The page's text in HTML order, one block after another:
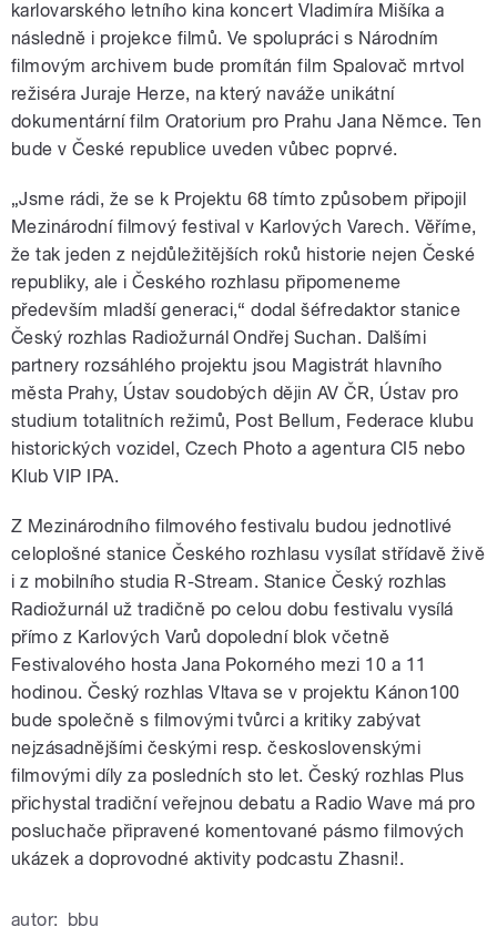
karlovarského letního kina koncert Vladimíra Mišíka a
následně i projekce filmů. Ve spolupráci s Národním
filmovým archivem bude promítán film Spalovač mrtvol
režiséra Juraje Herze, na který naváže unikátní
dokumentární film Oratorium pro Prahu Jana Němce. Ten
bude v České republice uveden vůbec poprvé.
„Jsme rádi, že se k Projektu 68 tímto způsobem připojil
Mezinárodní filmový festival v Karlových Varech. Věříme,
že tak jeden z nejdůležitějších roků historie nejen České
republiky, ale i Českého rozhlasu připomeneme
především mladší generaci,“ dodal šéfredaktor stanice
Český rozhlas Radiožurnál Ondřej Suchan. Dalšími
partnery rozsáhlého projektu jsou Magistrát hlavního
města Prahy, Ústav soudobých dějin AV ČR, Ústav pro
studium totalitních režimů, Post Bellum, Federace klubu
historických vozidel, Czech Photo a agentura CI5 nebo
Klub VIP IPA.
Z Mezinárodního filmového festivalu budou jednotlivé
celoplošné stanice Českého rozhlasu vysílat střídavě živě
i z mobilního studia R-Stream. Stanice Český rozhlas
Radiožurnál už tradičně po celou dobu festivalu vysílá
přímo z Karlových Varů dopolední blok včetně
Festivalového hosta Jana Pokorného mezi 10 a 11
hodinou. Český rozhlas Vltava se v projektu Kánon100
bude společně s filmovými tvůrci a kritiky zabývat
nejzásadnějšími českými resp. československými
filmovými díly za posledních sto let. Český rozhlas Plus
přichystal tradiční veřejnou debatu a Radio Wave má pro
posluchače připravené komentované pásmo filmových
ukázek a doprovodné aktivity podcastu Zhasni!.
autor: bbu